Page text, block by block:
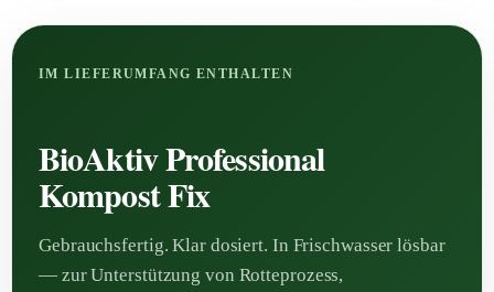
IM LIEFERUMFANG ENTHALTEN
BioAktiv Professional
Kompost Fix
Gebrauchsfertig. Klar dosiert. In Frischwasser lösbar
— zur Unterstützung von Rotteprozess,